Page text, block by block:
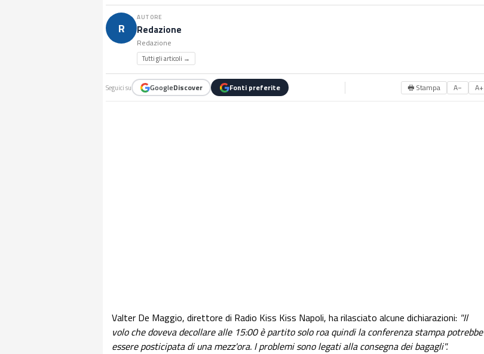
R
AUTORE
Redazione
Redazione
Tutti gli articoli →
Seguici su GoogleDiscover Fonti preferite 🖶 Stampa A− A+
Valter De Maggio, direttore di Radio Kiss Kiss Napoli, ha rilasciato alcune dichiarazioni: "Il
volo che doveva decollare alle 15:00 è partito solo roa quindi la conferenza stampa potrebbe
essere posticipata di una mezz'ora. I problemi sono legati alla consegna dei bagagli".